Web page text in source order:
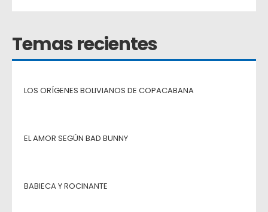
Temas recientes
LOS ORÍGENES BOLIVIANOS DE COPACABANA
EL AMOR SEGÚN BAD BUNNY
BABIECA Y ROCINANTE